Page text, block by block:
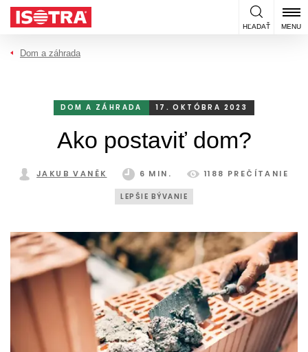
Preskočiť na obsah
HĽADAŤ MENU
Dom a záhrada
DOM A ZÁHRADA 17. OKTÓBRA 2023
Ako postaviť dom?
JAKUB VANĚK 6 MIN. 1188 PREČÍTANIE
LEPŠIE BÝVANIE